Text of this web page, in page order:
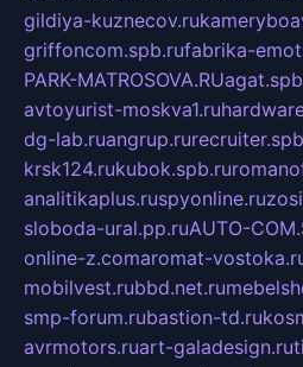
gildiya-kuznecov.ru
griffoncom.spb.rufabrika-
PARK-MATROSOVA.RU
avtoyurist-moskva1.ru
dg-lab.ruangrup.ru
krsk124.rukubok.spb.ru
analitikaplus.ruspyonline.ru
sloboda-ural.pp.ruAUTO-
online-z.comaromat-
mobilvest.rubbd.net.ru
smp-forum.rubastion-td.ru
avrmotors.ruart-galadesign.ru